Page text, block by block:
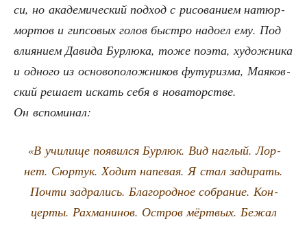
си, но ака­де­ми­че­ский под­ход с рисо­ва­ни­ем натюр­
мор­тов и гип­со­вых голов быст­ро надо­ел ему. Под
вли­я­ни­ем Дави­да Бур­лю­ка, тоже поэта, худож­ни­ка
и одно­го из осно­во­по­лож­ни­ков футу­риз­ма, Мая­ков­
ский реша­ет искать себя в нова­тор­стве.
Он вспоминал:
«В учи­ли­ще появил­ся Бур­люк. Вид наг­лый. Лор­
нет. Сюр­тук. Ходит напе­вая. Я стал зади­рать.
Почти задра­лись. Бла­го­род­ное собра­ние. Кон­
цер­ты. Рах­ма­ни­нов. Ост­ров мёрт­вых. Бежал